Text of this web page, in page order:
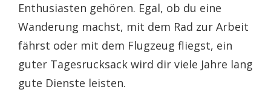
Enthusiasten gehören. Egal, ob du eine
Wanderung machst, mit dem Rad zur Arbeit
fährst oder mit dem Flugzeug fliegst, ein
guter Tagesrucksack wird dir viele Jahre lang
gute Dienste leisten.